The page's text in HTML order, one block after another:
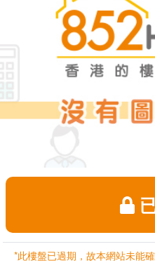
*此樓盤已過期，故本網站未能